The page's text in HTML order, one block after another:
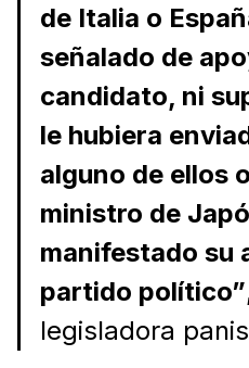
de Italia o
señalado de
candidato, ni
le hubiera
alguno de ellos
ministro de
manifestado su
partido político”
legisladora